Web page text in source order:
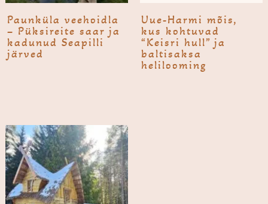
Paun­küla vee­hoidla
– Püksireite saar ja
kadunud Seapilli
järved
Uue-Harmi mõis,
kus kohtuvad
“Keisri hull” ja
baltisaksa
helilooming